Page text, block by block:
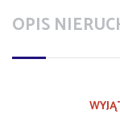
OPIS